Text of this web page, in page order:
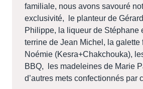
familiale, nous avons savouré
exclusivité, le planteur de
Philippe, la liqueur de Stéphane
terrine de Jean Michel, la galette
Noémie (Kesra+Chakchouka),
BBQ, les madeleines de Marie
d’autres mets confectionnés par